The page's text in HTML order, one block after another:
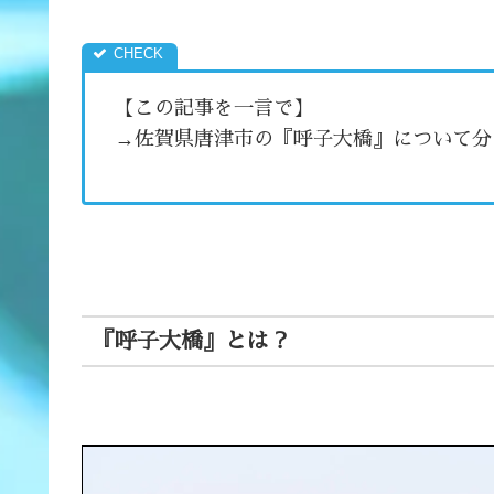
【この記事を一言で】
→佐賀県唐津市の『呼子大橋』について
『呼子大橋』とは？